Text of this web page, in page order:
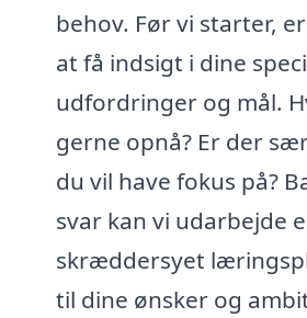
behov. Før vi starter,
at få indsigt i dine
udfordringer og mål.
gerne opnå? Er der
du vil have fokus på?
svar kan vi udarbejde
skræddersyet
til dine ønsker og